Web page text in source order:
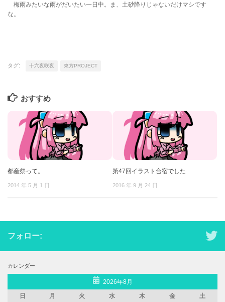
梅雨みたいな雨がだいたい一日中。ま、土砂降りじゃないだけマシです
な。
タグ: 十六夜咲夜 東方PROJECT
おすすめ
都産祭って。
2014 年 5 月 1 日
第47回イラスト合宿でした
2016 年 9 月 24 日
フォロー:
カレンダー
2026年8月
日
月 火 水 木 金
土